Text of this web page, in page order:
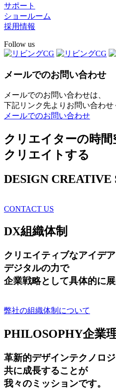
サポート
ショールーム
採用情報
Follow us
メールでのお問い合わせ
メールでのお問い合わせは、
下記リンク先よりお問い合わせ
メールでのお問い合わせ
クリエイターの時間
クリエイトする
DESIGN CREATIVE
CONTACT US
DX組織体制
クリエイティブなアイデ
デジタルの力で
企業戦略として具体的に展
弊社の組織体制について
PHILOSOPHY企業
革新的デザインテクノロ
共に成長することが
我々のミッションです。